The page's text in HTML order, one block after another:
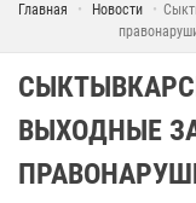
Главная Новости
ВЫХОДНЫЕ